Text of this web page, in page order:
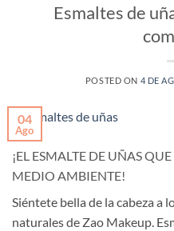
Esmaltes de
POSTED ON 4 DE
04
Ago
¡EL ESMALTE DE UÑAS
MEDIO AMBIENTE!
Siéntete bella de la cabeza a
naturales de Zao Makeup.